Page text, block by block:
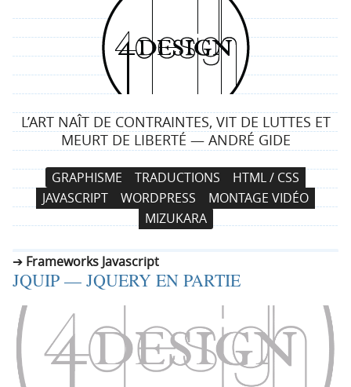
4
d
e
s
i
g
L’ART NAÎT DE CONTRAINTES, VIT DE LUTTES ET
MEURT DE LIBERTÉ — ANDRÉ GIDE
a
t
o
p
a
u
o
GRAPHISME TRADUCTIONS
HTML / CSS
JAVASCRIPT
WORDPRESS
MONTAGE VIDÉO
MIZUKARA
Frameworks Javascript
JQUIP — JQUERY EN PARTIE